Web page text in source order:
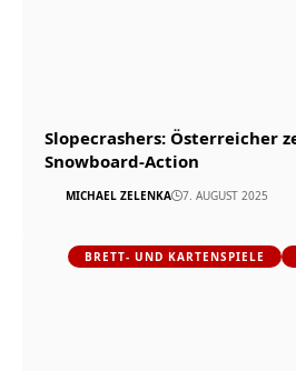
Slopecrashers: Österreicher
Snowboard-Action
MICHAEL ZELENKA 7. AUGUST 2025
BRETT- UND KARTENSPIELE